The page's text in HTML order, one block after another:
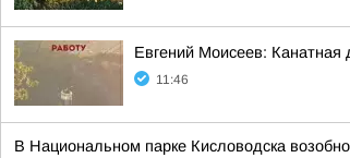
Евгений Моисеев: Канатная
11:46
В Национальном парке Кисловодска